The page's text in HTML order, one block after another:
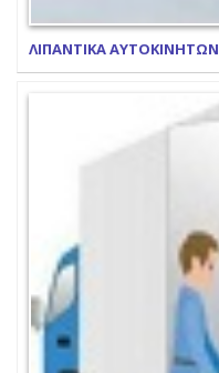
ΛΙΠΑΝΤΙΚΑ ΑΥΤΟΚΙΝΗΤΩΝ